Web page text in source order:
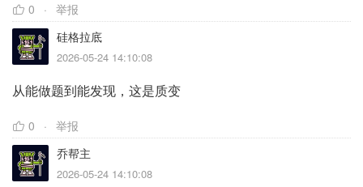
0
举报
硅格拉底
2026-05-24 14:10:08
从能做题到能发现，这是质变
0
举报
乔帮主
2026-05-24 14:10:08